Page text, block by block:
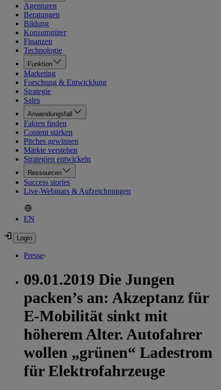
Agenturen
Beratungen
Bildung
Konsumgüter
Finanzen
Technologie
Funktion
Marketing
Forschung & Entwicklung
Strategie
Sales
Anwendungsfall
Fakten finden
Content stärken
Pitches gewinnen
Märkte verstehen
Strategien entwickeln
Ressourcen
Success stories
Live-Webinars & Aufzeichnungen
EN
Presse›
09.01.2019 Die Jungen
packen’s an: Akzeptanz für
E-Mobilität sinkt mit
höherem Alter. Autofahrer
wollen „grünen“ Ladestrom
für Elektrofahrzeuge